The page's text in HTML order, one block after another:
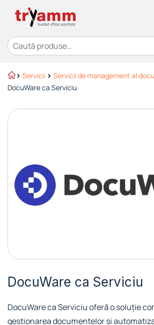
Caută după:
Servicii
Servicii de management al
DocuWare ca Serviciu
DocuWare ca Serviciu
DocuWare ca Serviciu oferă o soluție
gestionarea documentelor și